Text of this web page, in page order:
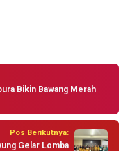
Bikin Bawang Merah
Pos Berikutnya:
Gelar Lomba